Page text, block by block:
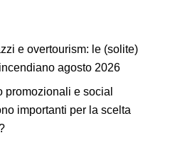
e overtourism: le (solite)
agosto 2026
promozionali e social
importanti per la scelta